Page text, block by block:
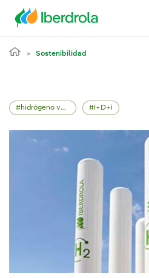
Sostenibilidad
hidrógeno verde I+D+i